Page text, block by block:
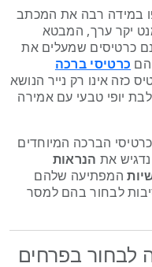
במידה רבה את המכתב
יקר ערך, המבטא
כרטיסים שמעלים את
הם כרטיסי ברכה
כזה אינו רק נייר הנושא
יופי טבעי עם אמירה
הברכה המיוחדים
את הנראות
המפתיעה שלהם
לבחור בהם למסר
לבחור בפרחים